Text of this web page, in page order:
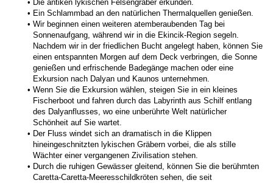
Die antiken lykischen Felsengräber erkunden.
Ein Schlammbad an den natürlichen Thermalquellen genießen.
Wir beginnen einen weiteren atemberaubenden Tag bei
Sonnenaufgang, während wir in die Ekincik-Region segeln.
Nachdem wir in der friedlichen Bucht angelegt haben, können Sie
einen entspannten Morgen auf dem Deck verbringen, die Sonne
genießen und erfrischende Badegänge machen oder eine
Exkursion nach Dalyan und Kaunos unternehmen.
Wenn Sie die Exkursion wählen, steigen Sie in ein kleines
Fischerboot und fahren durch das Labyrinth aus Schilf entlang
des Dalyanflusses, wo eine unberührte Welt natürlicher
Schönheit auf Sie wartet.
Der Fluss windet sich an dramatisch in die Klippen
hineingeschnitzten lykischen Gräbern vorbei, die als stille
Wächter einer vergangenen Zivilisation stehen.
Durch die ruhigen Gewässer gleitend, können Sie die berühmten
Caretta-Caretta-Meeresschildkröten sehen, die seit